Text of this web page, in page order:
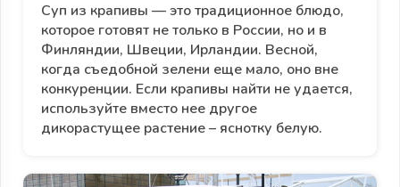
Суп из крапивы — это традиционное блюдо,
которое готовят не только в России, но и в
Финляндии, Швеции, Ирландии. Весной,
когда съедобной зелени еще мало, оно вне
конкуренции. Если крапивы найти не удается,
используйте вместо нее другое
дикорастущее растение – яснотку белую.